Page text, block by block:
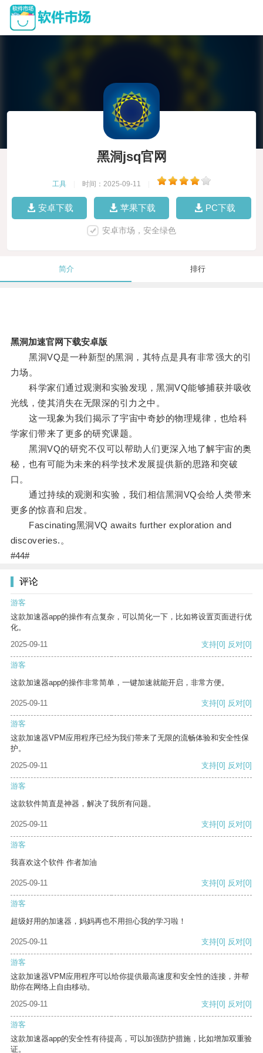
黑洞jsq官网
工具 时间：2025-09-11
安卓下载 苹果下载 PC下载
安卓市场，安全绿色
简介 排行
黑洞加速官网下载安卓版
黑洞VQ是一种新型的黑洞，其特点是具有非常强大的引
力场。
科学家们通过观测和实验发现，黑洞VQ能够捕获并吸收
光线，使其消失在无限深的引力之中。
这一现象为我们揭示了宇宙中奇妙的物理规律，也给科
学家们带来了更多的研究课题。
黑洞VQ的研究不仅可以帮助人们更深入地了解宇宙的奥
秘，也有可能为未来的科学技术发展提供新的思路和突破
口。
通过持续的观测和实验，我们相信黑洞VQ会给人类带来
更多的惊喜和启发。
Fascinating黑洞VQ awaits further exploration and
discoveries.。
#44#
评论
游客
这款加速器app的操作有点复杂，可以简化一下，比如将设置页面进行优
化。
2025-09-11
支持[0] 反对[0]
游客
这款加速器app的操作非常简单，一键加速就能开启，非常方便。
2025-09-11 支持[0] 反对[0]
游客
这款加速器VPM应用程序已经为我们带来了无限的流畅体验和安全性保
护。
2025-09-11
支持[0] 反对[0]
游客
这款软件简直是神器，解决了我所有问题。
2025-09-11 支持[0] 反对[0]
游客
我喜欢这个软件 作者加油
2025-09-11 支持[0] 反对[0]
游客
超级好用的加速器，妈妈再也不用担心我的学习啦！
2025-09-11 支持[0] 反对[0]
游客
这款加速器VPM应用程序可以给你提供最高速度和安全性的连接，并帮
助你在网络上自由移动。
2025-09-11
支持[0] 反对[0]
游客
这款加速器app的安全性有待提高，可以加强防护措施，比如增加双重验
证。